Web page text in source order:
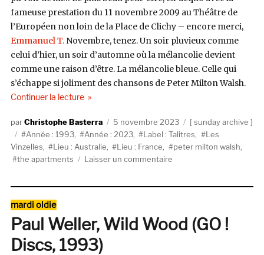
fameuse prestation du 11 novembre 2009 au Théâtre de
l’Européen non loin de la Place de Clichy – encore merci,
Emmanuel T.Novembre, tenez. Un soir pluvieux comme
celui d’hier, un soir d’automne où la mélancolie devient
comme une raison d’être. La mélancolie bleue. Celle qui
s’échappe si joliment des chansons de Peter Milton Walsh.
Continuer la lecturede « The Apartments, Drift (1993) »
AuteurChristophe Basterra
Publié
le
5 novembre 2023 Catégories
sunday archive
Étiquettes
Année : 1993, Année : 2023 Label : Talitres
Les
Vinzelles
Lieu : Australie Lieu : France peter milton walsh
the apartments
Laisser un commentaire
Catégories
mardi oldie
Paul Weller, Wild Wood (GO !
Discs, 1993)